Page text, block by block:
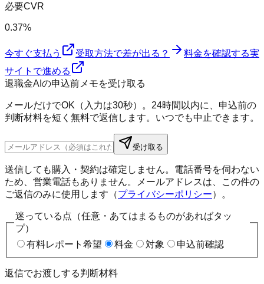
必要CVR
0.37%
今すぐ支払う 受取方法で差が出る？ 料金を確認する実
サイトで進める
退職金AIの申込前メモを受け取る
メールだけでOK（入力は30秒）。24時間以内に、申込前の
判断材料を短く無料で返信します。いつでも中止できます。
受け取る
送信しても購入・契約は確定しません。電話番号を伺わない
ため、営業電話もありません。メールアドレスは、この件の
ご返信のみに使用します（プライバシーポリシー）。
迷っている点（任意・あてはまるものがあればタッ
プ）
有料レポート希望
料金 対象 申込前確認
返信でお渡しする判断材料